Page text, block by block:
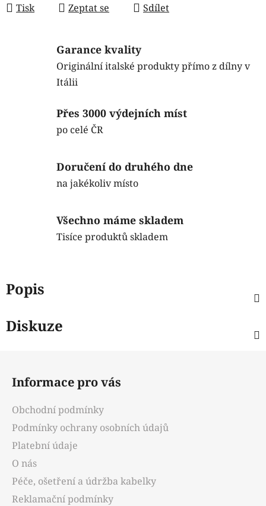
Tisk Zeptat se Sdílet
Garance kvality
Originální italské produkty přímo z dílny v
Itálii
Přes 3000 výdejních míst
po celé ČR
Doručení do druhého dne
na jakékoliv místo
Všechno máme skladem
Tisíce produktů skladem
Popis
Diskuze
Informace pro vás
Obchodní podmínky
Podmínky ochrany osobních údajů
Platební údaje
O nás
Péče, ošetření a údržba kabelky
Reklamační podmínky